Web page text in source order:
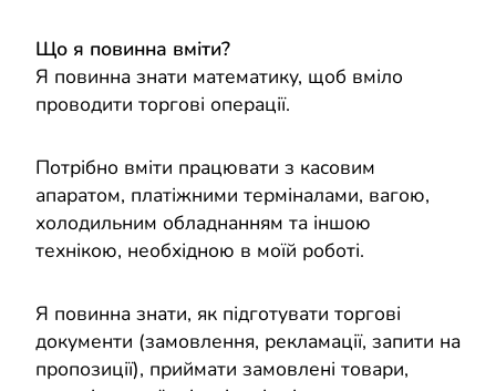
Що я повинна вміти?
Я повинна знати математику, щоб вміло
проводити торгові операції.
Потрібно вміти працювати з касовим
апаратом, платіжними терміналами, вагою,
холодильним обладнанням та іншою
технікою, необхідною в моїй роботі.
Я повинна знати, як підготувати торгові
документи (замовлення, рекламації, запити на
пропозиції), приймати замовлені товари,